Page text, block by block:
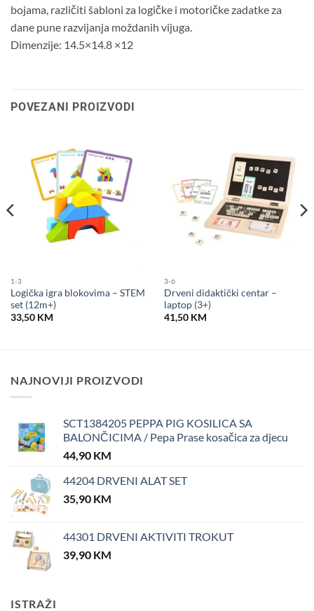
bojama, različiti šabloni za logičke i motoričke zadatke za
dane pune razvijanja moždanih vijuga.
Dimenzije: 14.5×14.8 ×12
POVEZANI PROIZVODI
1-3
Logička igra blokovima – STEM
set (12m+)
33,50 KM
3-6
Drveni didaktički centar –
laptop (3+)
41,50 KM
NAJNOVIJI PROIZVODI
SCT1384205 PEPPA PIG KOSILICA SA
BALONČICIMA / Pepa Prase kosačica za djecu
44,90 KM
44204 DRVENI ALAT SET
35,90 KM
44301 DRVENI AKTIVITI TROKUT
39,90 KM
ISTRAŽI